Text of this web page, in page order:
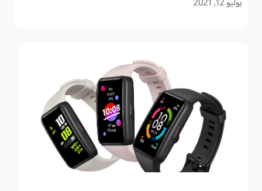
يوليو 12, 2021